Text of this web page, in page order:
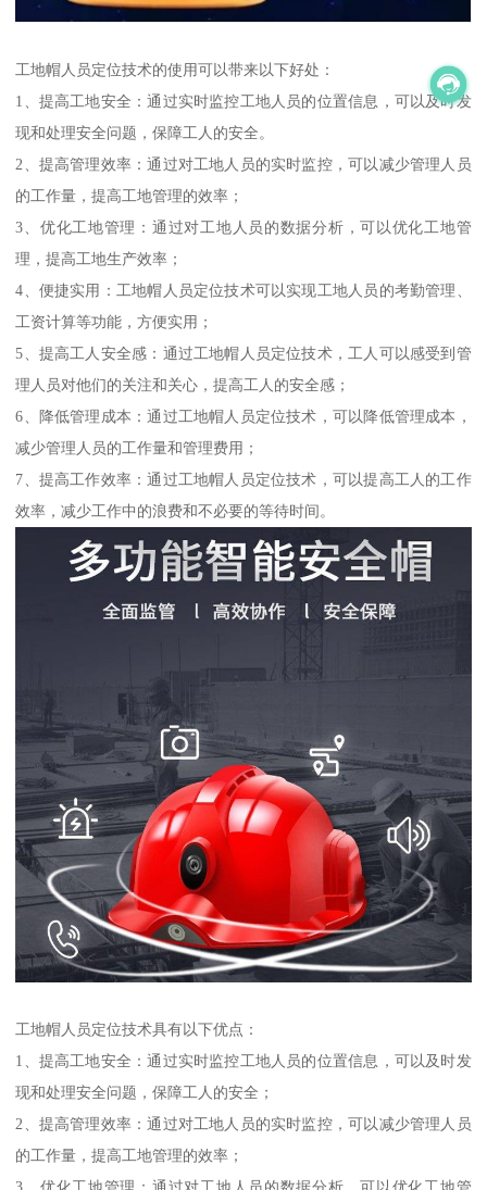
工地帽人员定位技术的使用可以带来以下好处：
1、提高工地安全：通过实时监控工地人员的位置信息，可以及时发
现和处理安全问题，保障工人的安全。
2、提高管理效率：通过对工地人员的实时监控，可以减少管理人员
的工作量，提高工地管理的效率；
3、优化工地管理：通过对工地人员的数据分析，可以优化工地管
理，提高工地生产效率；
4、便捷实用：工地帽人员定位技术可以实现工地人员的考勤管理、
工资计算等功能，方便实用；
5、提高工人安全感：通过工地帽人员定位技术，工人可以感受到管
理人员对他们的关注和关心，提高工人的安全感；
6、降低管理成本：通过工地帽人员定位技术，可以降低管理成本，
减少管理人员的工作量和管理费用；
7、提高工作效率：通过工地帽人员定位技术，可以提高工人的工作
效率，减少工作中的浪费和不必要的等待时间。
工地帽人员定位技术具有以下优点：
1、提高工地安全：通过实时监控工地人员的位置信息，可以及时发
现和处理安全问题，保障工人的安全；
2、提高管理效率：通过对工地人员的实时监控，可以减少管理人员
的工作量，提高工地管理的效率；